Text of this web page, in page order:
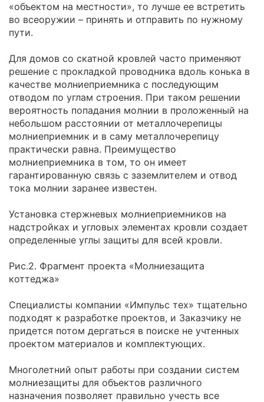
«объектом на местности», то лучше ее встретить
во всеоружии – принять и отправить по нужному
пути.
Для домов со скатной кровлей часто применяют
решение с прокладкой проводника вдоль конька в
качестве молниеприемника с последующим
отводом по углам строения. При таком решении
вероятность попадания молнии в проложенный на
небольшом расстоянии от металлочерепицы
молниеприемник и в саму металлочерепицу
практически равна. Преимущество
молниеприемника в том, то он имеет
гарантированную связь с заземлителем и отвод
тока молнии заранее известен.
Установка стержневых молниеприемников на
надстройках и угловых элементах кровли создает
определенные углы защиты для всей кровли.
Рис.2. Фрагмент проекта «Молниезащита
коттеджа»
Специалисты компании «Импульс тех» тщательно
подходят к разработке проектов, и Заказчику не
придется потом дергаться в поиске не учтенных
проектом материалов и комплектующих.
Многолетний опыт работы при создании систем
молниезащиты для объектов различного
назначения позволяет правильно учесть все